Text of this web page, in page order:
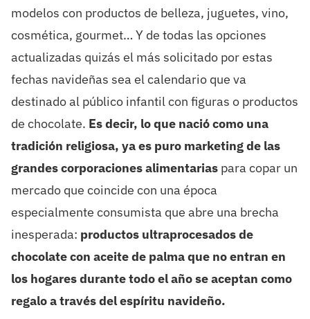
modelos con productos de belleza, juguetes, vino,
cosmética, gourmet… Y de todas las opciones
actualizadas quizás el más solicitado por estas
fechas navideñas sea el calendario que va
destinado al público infantil con figuras o productos
de chocolate. Es decir, lo que nació como una
tradición religiosa, ya es puro marketing de las
grandes corporaciones alimentariaspara copar un
mercado que coincide con una época
especialmente consumista que abre una brecha
inesperada: productos ultraprocesados de
chocolate con aceite de palma que no entran en
los hogares durante todo el año se aceptan como
regalo a través del espíritu navideño.